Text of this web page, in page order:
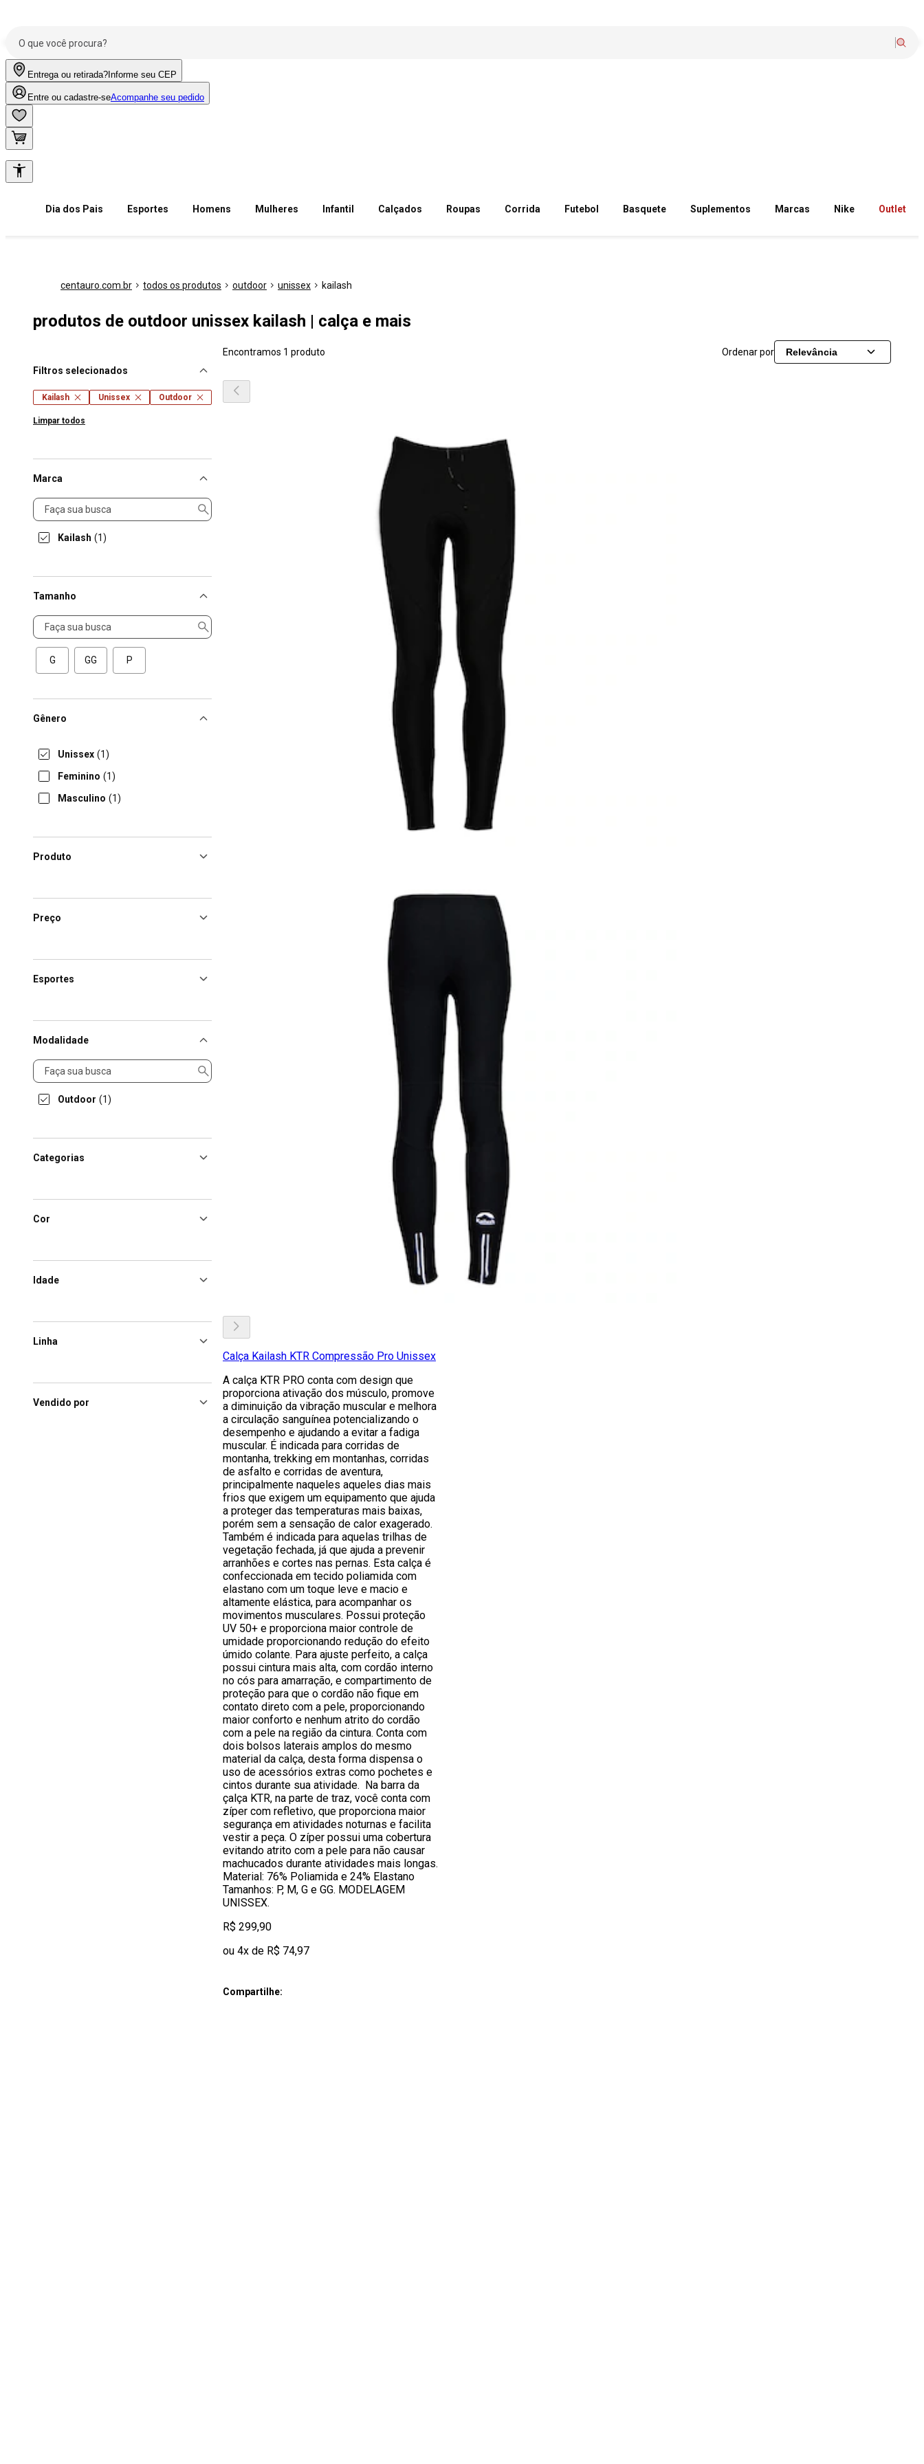
Entrega ou retirada? Informe seu CEP
Entre ou cadastre-seAcompanhe seu pedido
Dia dos Pais Esportes Homens Mulheres Infantil Calçados Roupas Corrida Futebol Basquete Suplementos Marcas Nike Outlet
centauro.com.br todos os produtos outdoor unissex kailash
produtos de outdoor unissex kailash | calça e mais
Filtros selecionados
Kailash Unissex Outdoor
Limpar todos
Marca
Marca
Kailash (1)
Tamanho
Tamanho
G GG P
Gênero
Unissex (1)
Feminino (1)
Masculino (1)
Produto
Preço
Esportes
Modalidade
Modalidade
Outdoor (1)
Categorias
Cor
Idade
Linha
Vendido por
Encontramos 1 produto Ordenar por Relevância
Calça Kailash KTR Compressão Pro Unissex
A calça KTR PRO conta com design que
proporciona ativação dos músculo, promove
a diminuição da vibração muscular e melhora
a circulação sanguínea potencializando o
desempenho e ajudando a evitar a fadiga
muscular. É indicada para corridas de
montanha, trekking em montanhas, corridas
de asfalto e corridas de aventura,
principalmente naqueles aqueles dias mais
frios que exigem um equipamento que ajuda
a proteger das temperaturas mais baixas,
porém sem a sensação de calor exagerado.
Também é indicada para aquelas trilhas de
vegetação fechada, já que ajuda a prevenir
arranhões e cortes nas pernas. Esta calça é
confeccionada em tecido poliamida com
elastano com um toque leve e macio e
altamente elástica, para acompanhar os
movimentos musculares. Possui proteção
UV 50+ e proporciona maior controle de
umidade proporcionando redução do efeito
úmido colante. Para ajuste perfeito, a calça
possui cintura mais alta, com cordão interno
no cós para amarração, e compartimento de
proteção para que o cordão não fique em
contato direto com a pele, proporcionando
maior conforto e nenhum atrito do cordão
com a pele na região da cintura. Conta com
dois bolsos laterais amplos do mesmo
material da calça, desta forma dispensa o
uso de acessórios extras como pochetes e
cintos durante sua atividade. Na barra da
çalça KTR, na parte de traz, você conta com
zíper com refletivo, que proporciona maior
segurança em atividades noturnas e facilita
vestir a peça. O zíper possui uma cobertura
evitando atrito com a pele para não causar
machucados durante atividades mais longas.
Material: 76% Poliamida e 24% Elastano
Tamanhos: P, M, G e GG. MODELAGEM
UNISSEX.
R$ 299,90
ou 4x de R$ 74,97
Compartilhe: